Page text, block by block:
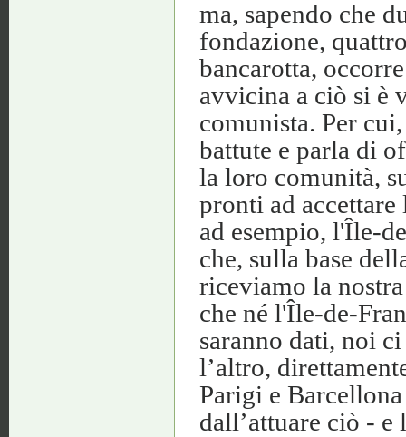
ma, sapendo che
fondazione,
bancarotta,
avvicina a ciò si è
comunista. Per
battute e parla di
la loro comunità,
pronti ad accettare
ad esempio, l'Île-
che, sulla base
riceviamo la
che né l'Île-de-
saranno dati, noi
l’altro,
Parigi e
dall’attuare ciò - e